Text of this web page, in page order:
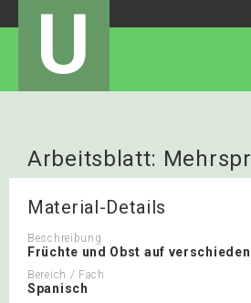
U
Arbeitsblatt:
Material-Details
Beschreibung
Früchte und Obst auf
Bereich / Fach
Spanisch